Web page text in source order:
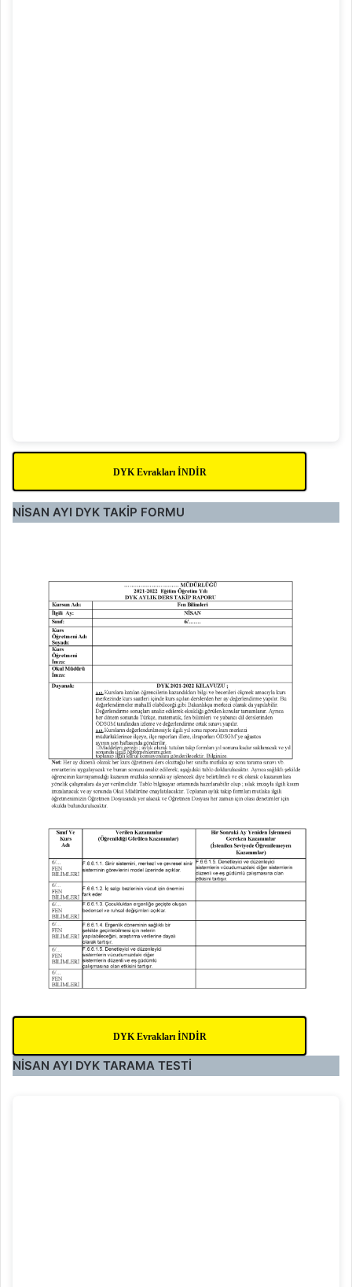
DYK Evrakları İNDİR
NİSAN AYI DYK TAKİP FORMU
DYK Evrakları İNDİR
NİSAN AYI DYK TARAMA TESTİ